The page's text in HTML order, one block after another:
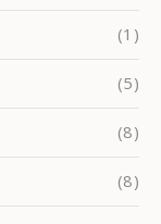
(1)
(5)
(8)
(8)